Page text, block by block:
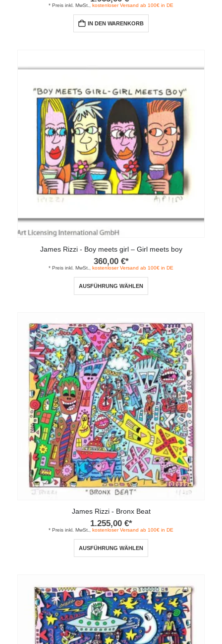
* Preis inkl. MwSt., kostenloser Versand ab 100€ in DE
IN DEN WARENKORB
James Rizzi - Boy meets girl – Girl meets boy
360,00 €*
* Preis inkl. MwSt., kostenloser Versand ab 100€ in DE
AUSFÜHRUNG WÄHLEN
Varianten
auf.
Die
Optionen
können
auf
der
Produktseite
gewählt
werden
James Rizzi - Bronx Beat
1.255,00 €*
* Preis inkl. MwSt., kostenloser Versand ab 100€ in DE
AUSFÜHRUNG WÄHLEN
Varianten
auf.
Die
Optionen
können
auf